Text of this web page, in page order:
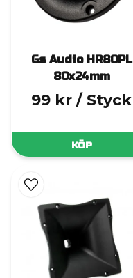
Gs Audio HR80PL
80x24mm
99 kr / Styck
KÖP